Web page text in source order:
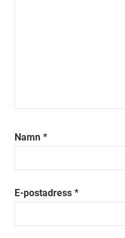
Namn *
E-postadress *